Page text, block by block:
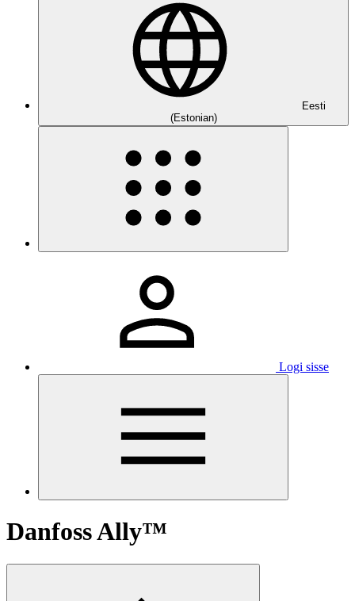
Eesti
(Estonian)
Logi sisse
Danfoss Ally™